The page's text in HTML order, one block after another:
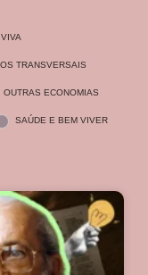
TRANSVERSAIS
OUTRAS ECONOMIAS
SAÚDE E BEM VIVER